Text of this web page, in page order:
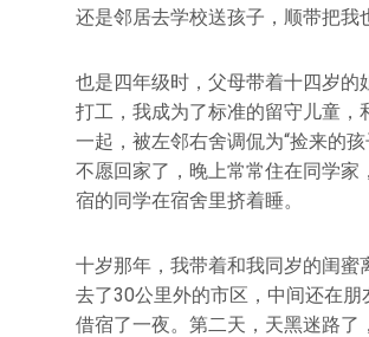
还是邻居去学校送孩子，顺带把我
也是四年级时，父母带着十四岁的
打工，我成为了标准的留守儿童，
一起，被左邻右舍调侃为“捡来的孩
不愿回家了，晚上常常住在同学家
宿的同学在宿舍里挤着睡。
十岁那年，我带着和我同岁的闺蜜
去了30公里外的市区，中间还在朋
借宿了一夜。第二天，天黑迷路了